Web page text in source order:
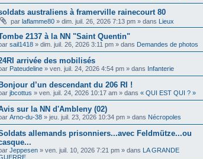
australiens à framerville rainecourt 80
par laflamme80 » dim. juil. 26, 2026 7:13 pm » dans Lieux
2137 à la NN "Saint Quentin"
sail1418 » dim. juil. 26, 2026 3:11 pm » dans Demandes de photos
arrivée des mobilisés
Pateudeline » ven. juil. 24, 2026 4:54 pm » dans Infanterie
Bonjour d’un descendant du 206 RI !
jbcottus » ven. juil. 24, 2026 10:17 am » dans « QUI EST QUI ? »
sur la NN d'Ambleny (02)
Arno-du-38 » jeu. juil. 23, 2026 10:34 pm » dans Nécropoles
allemands prisonniers...avec Feldmütze...ou
Jeppesen » ven. juil. 10, 2026 7:21 pm » dans LA GRANDE